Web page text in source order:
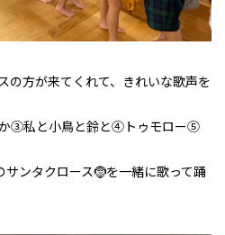
の方が来てくれて、きれいな歌声を
③私と小鳥と鈴と④トゥモロー⑤
ンタクロース🤶を一緒に歌って踊